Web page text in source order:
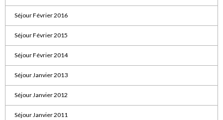
Séjour Février 2016
Séjour Février 2015
Séjour Février 2014
Séjour Janvier 2013
Séjour Janvier 2012
Séjour Janvier 2011